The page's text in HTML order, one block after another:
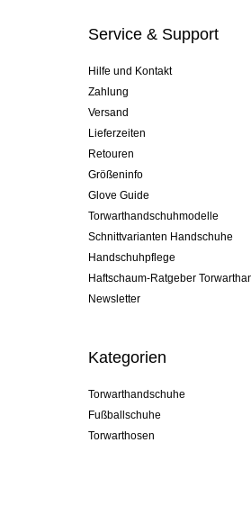
Service & Support
Hilfe und Kontakt
Zahlung
Versand
Lieferzeiten
Retouren
Größeninfo
Glove Guide
Torwarthandschuhmodelle
Schnittvarianten Handschuhe
Handschuhpflege
Haftschaum-Ratgeber
Newsletter
Kategorien
Torwarthandschuhe
Fußballschuhe
Torwarthosen